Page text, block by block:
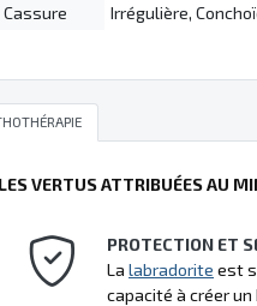
Cassure
Irrégulière,
LES VERTUS ATTRIBUÉES AU
PROTECTION ET
La labradorite est
capacité à créer